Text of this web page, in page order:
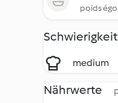
poids
medium
Nährwerte